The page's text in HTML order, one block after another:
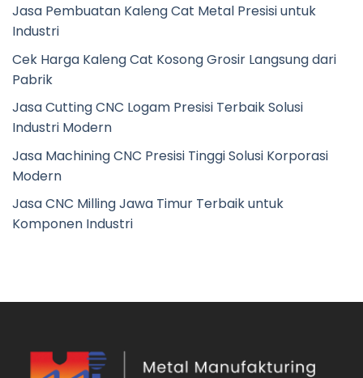
Jasa Pembuatan Kaleng Cat Metal Presisi untuk
Industri
Cek Harga Kaleng Cat Kosong Grosir Langsung dari
Pabrik
Jasa Cutting CNC Logam Presisi Terbaik Solusi
Industri Modern
Jasa Machining CNC Presisi Tinggi Solusi Korporasi
Modern
Jasa CNC Milling Jawa Timur Terbaik untuk
Komponen Industri